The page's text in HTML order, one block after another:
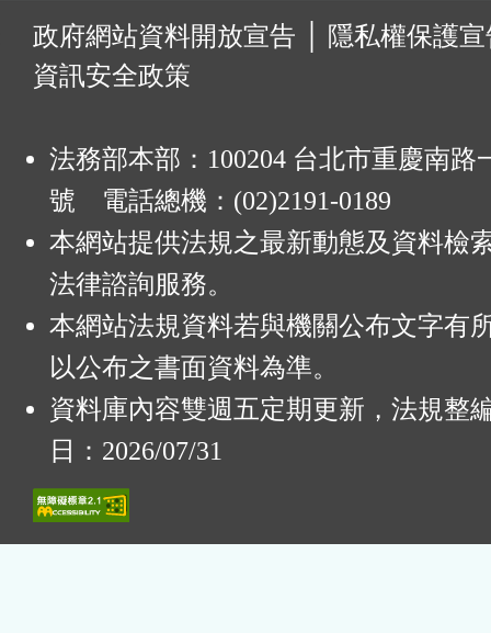
政府網站資料開放宣告
隱私權保護
資訊安全政策
法務部本部：100204 台北市重慶南路
號 電話總機：(02)2191-0189
本網站提供法規之最新動態及資料檢
法律諮詢服務。
本網站法規資料若與機關公布文字有
以公布之書面資料為準。
資料庫內容雙週五定期更新，法規整
日：2026/07/31